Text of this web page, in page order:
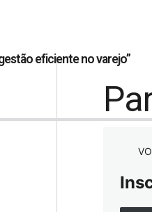
eficiente no varejo”